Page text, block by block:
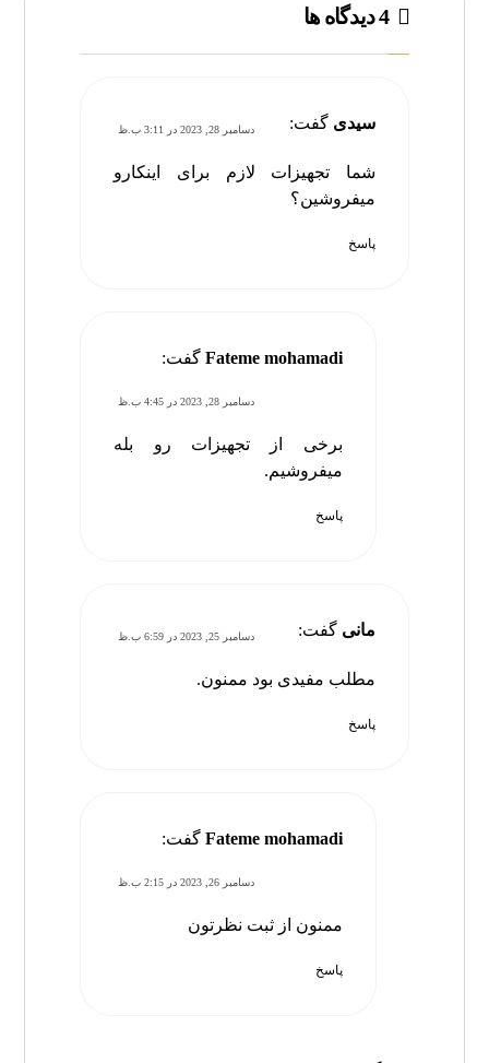
4 دیدگاه ها
سیدی گفت: دسامبر 28, 2023 در 3:11 ب.ظ
شما تجهیزات لازم برای اینکارو
میفروشین؟
پاسخ
Fateme mohamadi گفت:
دسامبر 28, 2023 در 4:45 ب.ظ
برخی از تجهیزات رو بله
میفروشیم.
پاسخ
مانی گفت: دسامبر 25, 2023 در 6:59 ب.ظ
مطلب مفیدی بود ممنون.
پاسخ
Fateme mohamadi گفت:
دسامبر 26, 2023 در 2:15 ب.ظ
ممنون از ثبت نظرتون
پاسخ